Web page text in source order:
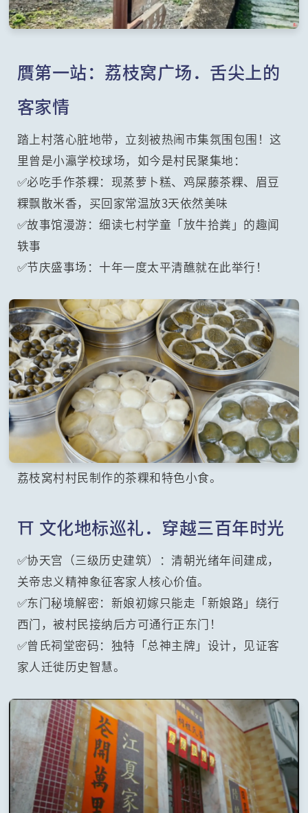
贋第一站：荔枝窝广场．舌尖上的
客家情
踏上村落心脏地带，立刻被热闹市集氛围包围！这
里曾是小瀛学校球场，如今是村民聚集地：
✅必吃手作茶粿：现蒸萝卜糕、鸡屎藤茶粿、眉豆
粿飘散米香，买回家常温放3天依然美味
✅故事馆漫游：细读七村学童「放牛拾粪」的趣闻
轶事
✅节庆盛事场：十年一度太平清醮就在此举行！
荔枝窝村村民制作的茶粿和特色小食。
⛩️ 文化地标巡礼．穿越三百年时光
✅协天宫（三级历史建筑）：清朝光绪年间建成，
关帝忠义精神象征客家人核心价值。
✅东门秘境解密：新娘初嫁只能走「新娘路」绕行
西门，被村民接纳后方可通行正东门！
✅曾氏祠堂密码：独特「总神主牌」设计，见证客
家人迁徙历史智慧。